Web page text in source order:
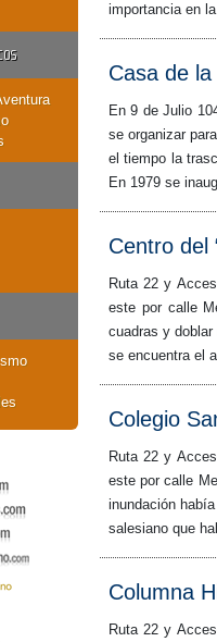
importancia en
Casa de
En 9 de Julio
se organizar
el tiempo la
En 1979 se
Centro del
Ruta 22 y
este por calle
cuadras y
se encuentra el
Colegio
Ruta 22 y
este por calle
inundación
salesiano que
Columna
Ruta 22 y